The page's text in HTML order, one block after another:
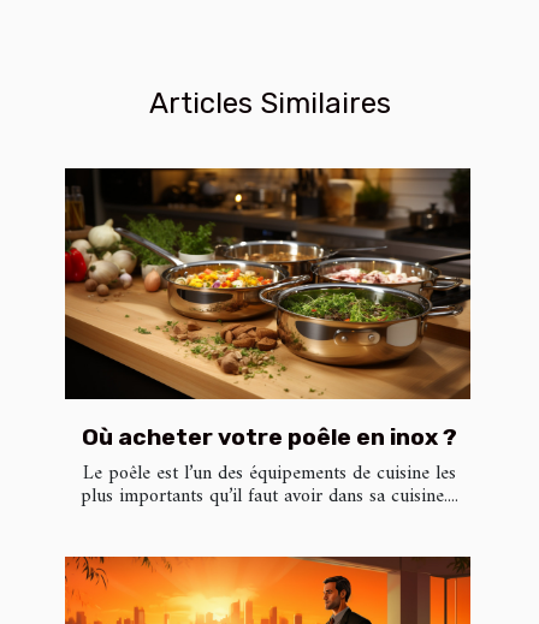
Articles Similaires
Où acheter votre poêle en inox ?
Le poêle est l’un des équipements de cuisine les
plus importants qu’il faut avoir dans sa cuisine....